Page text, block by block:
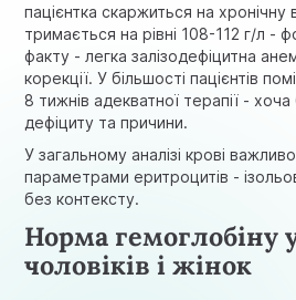
пацієнтка скаржиться на
тримається на рівні 108-112 г/л
факту - легка залізодефіцитна
корекції. У більшості пацієнтів
8 тижнів адекватної терапії -
дефіциту та причини.
У загальному аналізі крові
параметрами еритроцитів -
без контексту.
Норма гемоглобіну
чоловіків і жінок